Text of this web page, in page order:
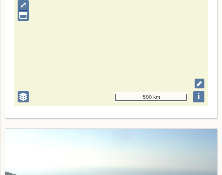
⤢
500 km i